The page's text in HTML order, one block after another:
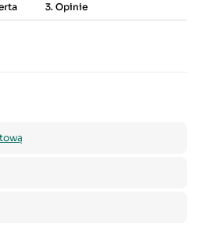
3. Opinie